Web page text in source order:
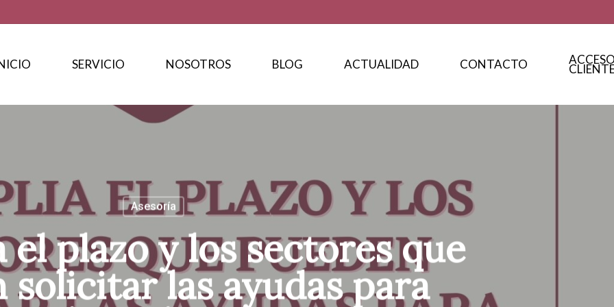
SERVICIO NOSOTROS BLOG ACTUALIDAD CONTACTO
Asesoría
el plazo y los sectores que
solicitar las ayudas para